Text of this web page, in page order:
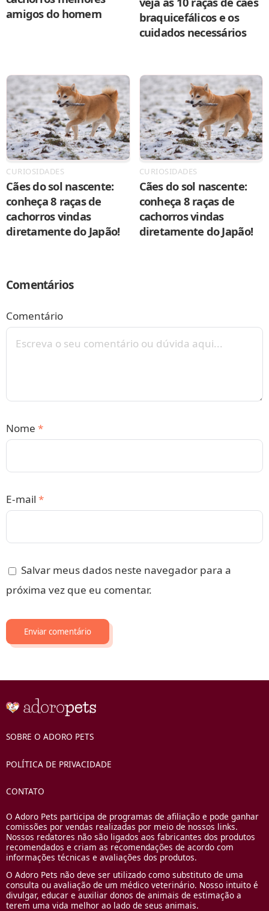
amigos do homem
braquicefálicos e os
cuidados necessários
CURIOSIDADES
Cães do sol nascente:
conheça 8 raças de
cachorros vindas
diretamente do Japão!
CURIOSIDADES
Cães do sol nascente:
conheça 8 raças de
cachorros vindas
diretamente do Japão!
Comentários
Comentário
Nome *
E-mail *
Salvar meus dados neste navegador para a
próxima vez que eu comentar.
SOBRE O ADORO PETS
POLÍTICA DE PRIVACIDADE
CONTATO
O Adoro Pets participa de programas de afiliação e pode ganhar
comissões por vendas realizadas por meio de nossos links.
Nossos redatores não são ligados aos fabricantes dos produtos
recomendados e criam as recomendações de acordo com
informações técnicas e avaliações dos produtos.
O Adoro Pets não deve ser utilizado como substituto de uma
consulta ou avaliação de um médico veterinário. Nosso intuito é
divulgar, educar e auxiliar donos de animais de estimação a
terem uma vida melhor ao lado de seus animais.